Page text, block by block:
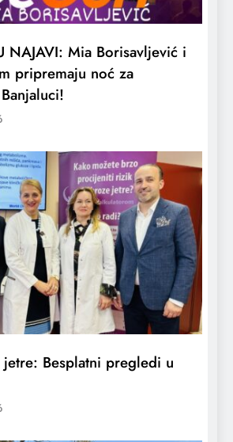
NAJAVI: Mia Borisavljević i
pripremaju noć za
jetre: Besplatni pregledi u